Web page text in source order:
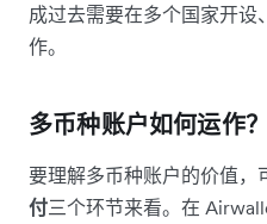
成过去需要在多个国家开
作。
多币种账户如何运作？
要理解多币种账户的价值，
付三个环节来看。在